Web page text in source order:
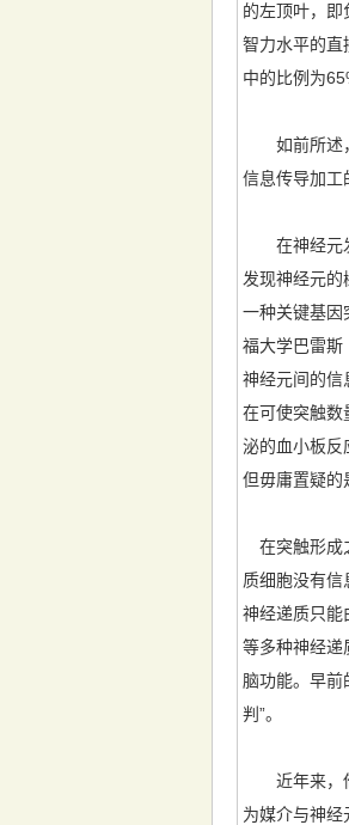
的左顶叶，
智力水平的直
中的比例为
如前所述，
信息传导加工
在神经元发
发现神经元
一种关键基因
福大学巴雷斯
神经元间的信
在可使突触数
泌的血小板反
但毋庸置疑的
在突触形成
质细胞没有信
神经递质只能
等多种神经递
脑功能。早前
判”。
近年来，倚
为媒介与神经